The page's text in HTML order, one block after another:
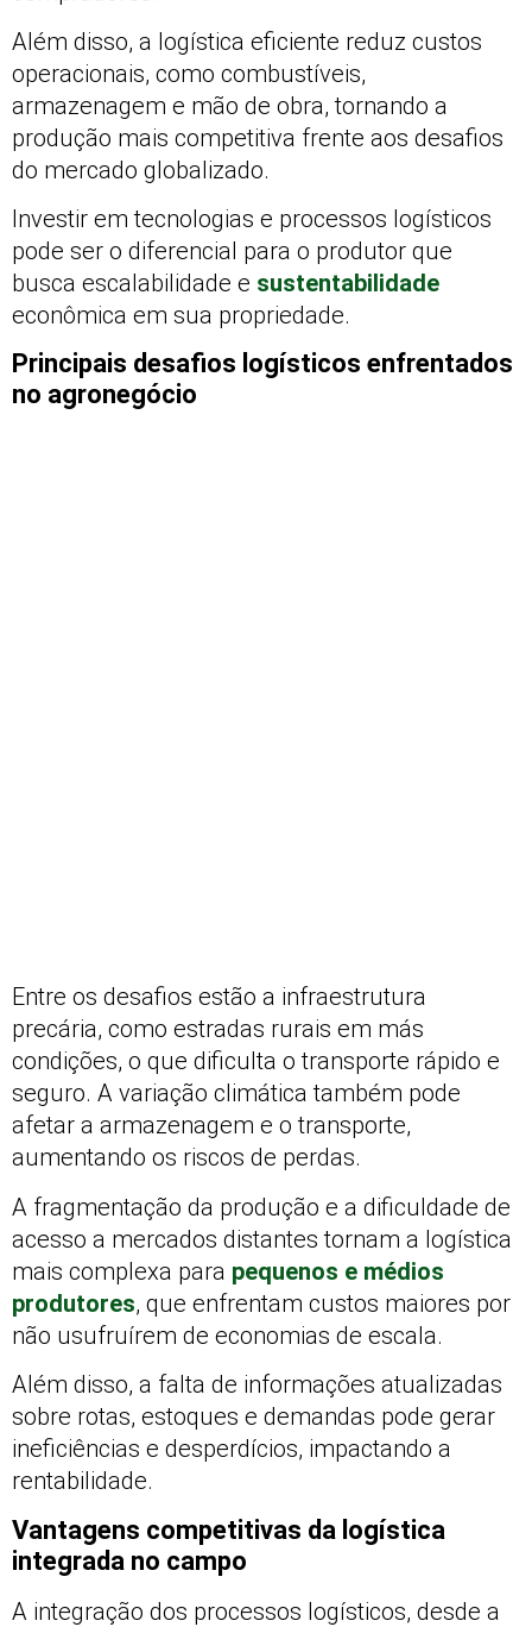
Além disso, a logística eficiente reduz custos
operacionais, como combustíveis,
armazenagem e mão de obra, tornando a
produção mais competitiva frente aos desafios
do mercado globalizado.
Investir em tecnologias e processos logísticos
pode ser o diferencial para o produtor que
busca escalabilidade e sustentabilidade
econômica em sua propriedade.
Principais desafios logísticos enfrentados
no agronegócio
Entre os desafios estão a infraestrutura
precária, como estradas rurais em más
condições, o que dificulta o transporte rápido e
seguro. A variação climática também pode
afetar a armazenagem e o transporte,
aumentando os riscos de perdas.
A fragmentação da produção e a dificuldade de
acesso a mercados distantes tornam a logística
mais complexa para pequenos e médios
produtores, que enfrentam custos maiores por
não usufruírem de economias de escala.
Além disso, a falta de informações atualizadas
sobre rotas, estoques e demandas pode gerar
ineficiências e desperdícios, impactando a
rentabilidade.
Vantagens competitivas da logística
integrada no campo
A integração dos processos logísticos, desde a